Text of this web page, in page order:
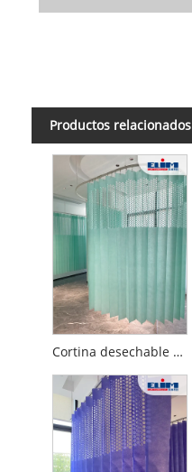
Productos relacionados
Cortina desechable de malla perforada integral de color sólido